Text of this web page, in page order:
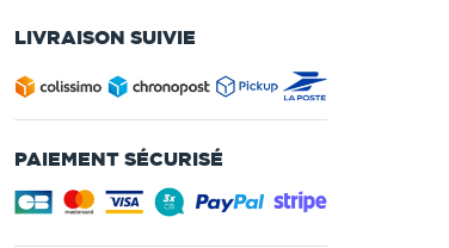
LIVRAISON SUIVIE
PAIEMENT SÉCURISÉ